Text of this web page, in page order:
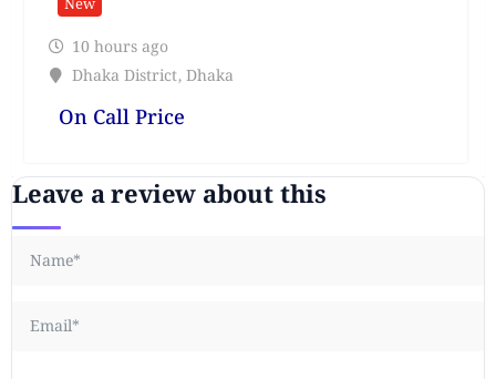
New
10 hours ago
Dhaka District, Dhaka
On Call Price
Leave a review about this